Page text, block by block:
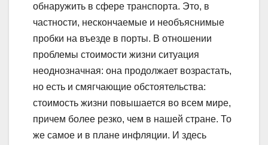
обнаружить в сфере транспорта. Это, в
частности, нескончаемые и необъяснимые
пробки на въезде в порты. В отношении
проблемы стоимости жизни ситуация
неоднозначная: она продолжает возрастать,
но есть и смягчающие обстоятельства:
стоимость жизни повышается во всем мире,
причем более резко, чем в нашей стране. То
же самое и в плане инфляции. И здесь